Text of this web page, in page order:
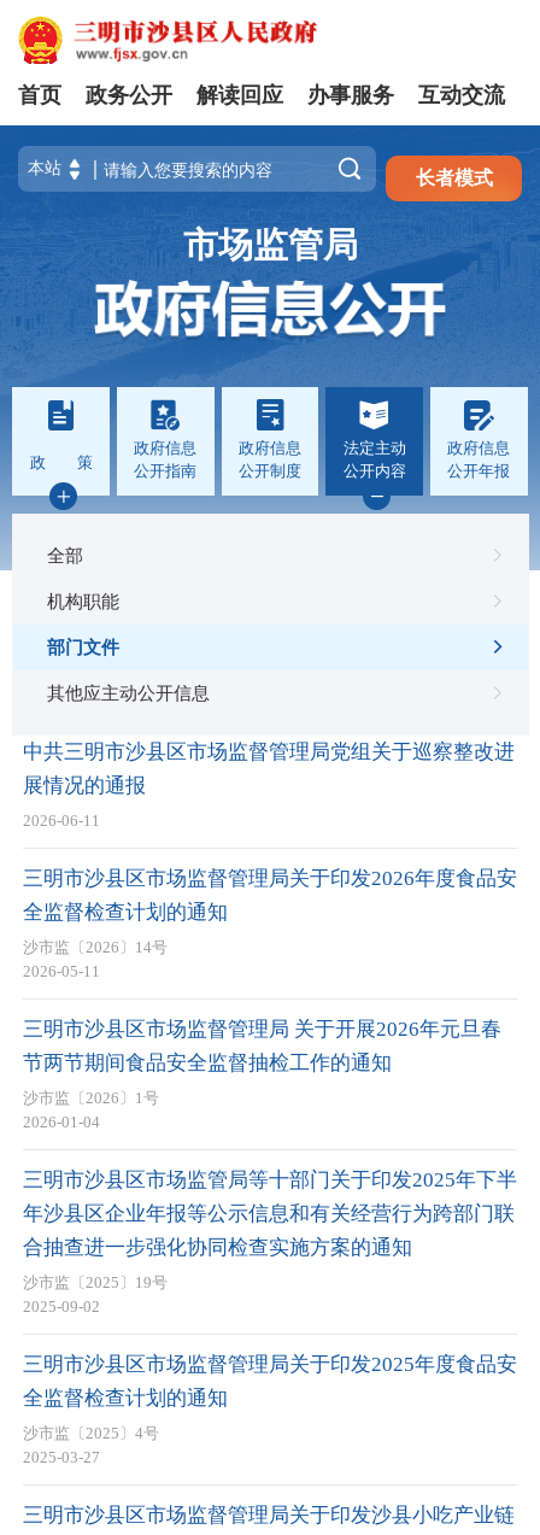
注册 登录
首页 政务公开 解读回应 办事服务 互动交流
 长者模式
市场监管局
政 策
政府信息
公开指南
政府信息
公开制度
法定主动
公开内容
全部
机构职能
部门文件
其他应主动公开信息
政府信息
公开年报
部门文件
中共三明市沙县区市场监督管理局党组关于巡察整改进
展情况的通报
2026-06-11
三明市沙县区市场监督管理局关于印发2026年度食品安
全监督检查计划的通知
沙市监〔2026〕14号
2026-05-11
三明市沙县区市场监督管理局 关于开展2026年元旦春
节两节期间食品安全监督抽检工作的通知
沙市监〔2026〕1号
2026-01-04
三明市沙县区市场监管局等十部门关于印发2025年下半
年沙县区企业年报等公示信息和有关经营行为跨部门联
合抽查进一步强化协同检查实施方案的通知
沙市监〔2025〕19号
2025-09-02
三明市沙县区市场监督管理局关于印发2025年度食品安
全监督检查计划的通知
沙市监〔2025〕4号
2025-03-27
三明市沙县区市场监督管理局关于印发沙县小吃产业链